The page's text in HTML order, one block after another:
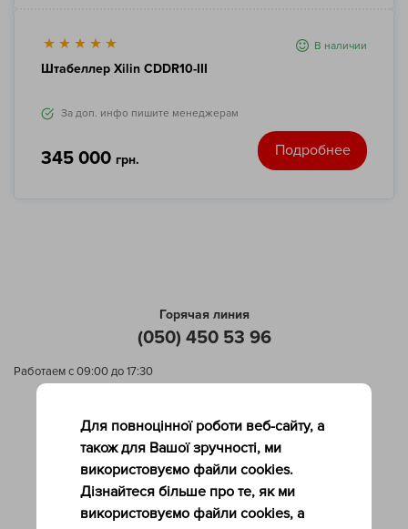
В наличии
Штабеллер Xilin CDDR10-III
За доп. инфо пишите менеджерам
345 000 грн.
Подробнее
Горячая линия
(050) 450 53 96
Работаем с 09:00 до 17:30
О нас
Услуги компании
Политика возврата
Для повноцінної роботи веб-сайту, а
також для Вашої зручності, ми
використовуємо файли cookies.
Дізнайтеся більше про те, як ми
використовуємо файли cookies, а